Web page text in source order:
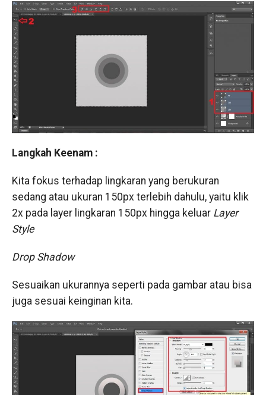
Langkah Keenam :
Kita fokus terhadap lingkaran yang berukuran
sedang atau ukuran 150px terlebih dahulu, yaitu klik
2x pada layer lingkaran 150px hingga keluar Layer
Style
Drop Shadow
Sesuaikan ukurannya seperti pada gambar atau bisa
juga sesuai keinginan kita.